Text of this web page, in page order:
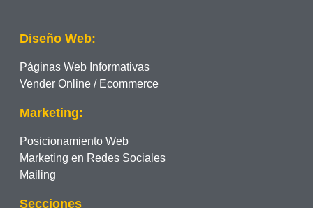
Diseño Web:
Páginas Web Informativas
Vender Online / Ecommerce
Marketing:
Posicionamiento Web
Marketing en Redes Sociales
Mailing
Secciones